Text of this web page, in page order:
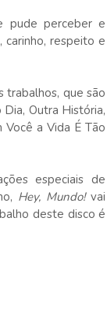
pude perceber e
respeito e
trabalhos, que são
Outra História,
a Vida É Tão
especiais de
Hey, Mundo!vai
deste disco é